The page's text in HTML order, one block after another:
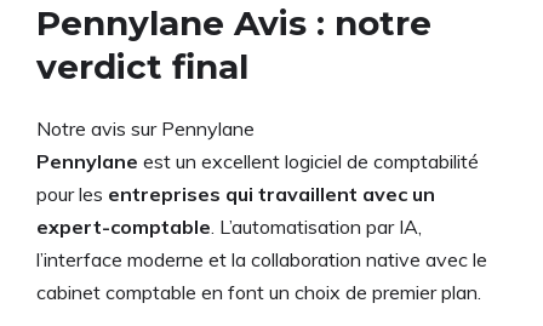
Pennylane Avis : notre
verdict final
Notre avis sur Pennylane
Pennylane est un excellent logiciel de comptabilité
pour les entreprises qui travaillent avec un
expert-comptable . L’automatisation par IA,
l’interface moderne et la collaboration native avec le
cabinet comptable en font un choix de premier plan.